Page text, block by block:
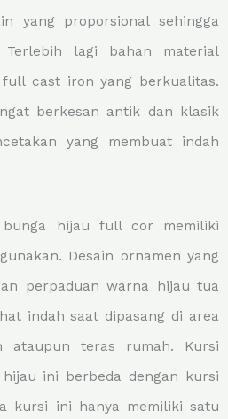
yang proporsional sehingga
lagi bahan material
cast iron yang berkualitas.
berkesan antik dan klasik
yang membuat indah
bunga hijau full cor memiliki
Desain ornamen yang
perpaduan warna hijau tua
indah saat dipasang di area
ataupun teras rumah. Kursi
ini berbeda dengan kursi
kursi ini hanya memiliki satu